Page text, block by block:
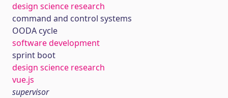
design science research
command and control systems
OODA cycle
software development
sprint boot
design science research
vue.js
supervisor